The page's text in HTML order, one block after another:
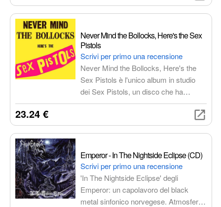
alternativo.
Never Mind the Bollocks, Here's the Sex
Pistols
Scrivi per primo una recensione
Never Mind the Bollocks, Here's the
Sex Pistols è l'unico album in studio
dei Sex Pistols, un disco che ha
segnato un punto di svolta nella storia
della musica, diventando un simbolo di
ribellione e di contestazione sociale.
U.K. e God Save the Queen, i Sex
Pistols hanno dato voce a una
generazione frustrata e hanno sfidato
le convenzioni musicali e sociali
dell'epoca.
23.24 €
Emperor - In The Nightside Eclipse (CD)
Scrivi per primo una recensione
'In The Nightside Eclipse' degli
Emperor: un capolavoro del black
metal sinfonico norvegese. Atmosfere